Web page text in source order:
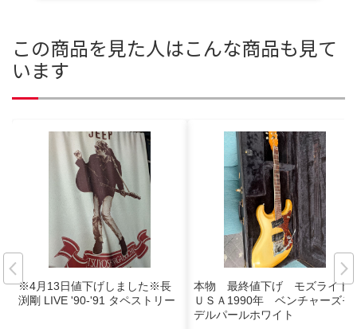
この商品を見た人はこんな商品も見て
います
※4月13日値下げしました※長
渕剛 LIVE '90-'91 タペストリー
本物 最終値下げ モズライト
ＵＳＡ1990年 ベンチャーズモ
デルパールホワイト